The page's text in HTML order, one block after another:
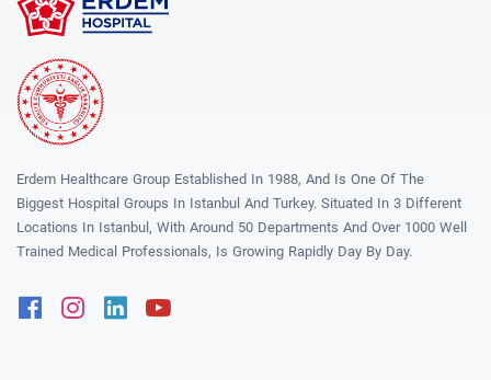
Erdem Healthcare Group Established In 1988, And Is One Of The
Biggest Hospital Groups In Istanbul And Turkey. Situated In 3 Different
Locations In Istanbul, With Around 50 Departments And Over 1000 Well
Trained Medical Professionals, Is Growing Rapidly Day By Day.
FacebookInstagram
Linkedin